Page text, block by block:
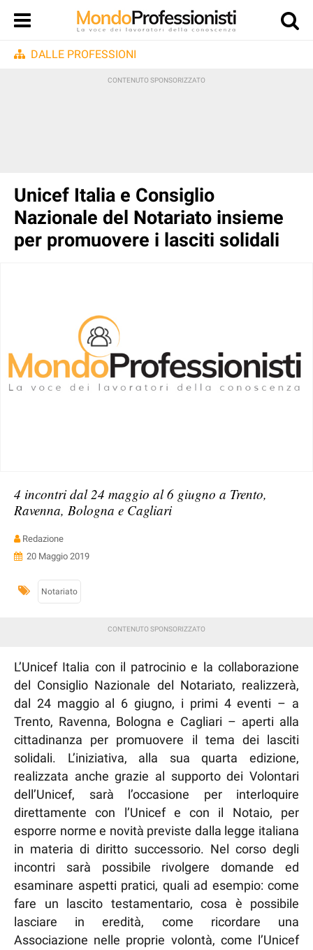
DALLE PROFESSIONI
Unicef Italia e Consiglio
Nazionale del Notariato insieme
per promuovere i lasciti solidali
4 incontri dal 24 maggio al 6 giugno a Trento,
Ravenna, Bologna e Cagliari
Redazione
20 Maggio 2019
Notariato
L’Unicef Italia con il patrocinio e la collaborazione
del Consiglio Nazionale del Notariato, realizzerà,
dal 24 maggio al 6 giugno, i primi 4 eventi – a
Trento, Ravenna, Bologna e Cagliari – aperti alla
cittadinanza per promuovere il tema dei lasciti
solidali. L’iniziativa, alla sua quarta edizione,
realizzata anche grazie al supporto dei Volontari
dell’Unicef, sarà l’occasione per interloquire
direttamente con l’Unicef e con il Notaio, per
esporre norme e novità previste dalla legge italiana
in materia di diritto successorio. Nel corso degli
incontri sarà possibile rivolgere domande ed
esaminare aspetti pratici, quali ad esempio: come
fare un lascito testamentario, cosa è possibile
lasciare in eredità, come ricordare una
Associazione nelle proprie volontà, come l’Unicef